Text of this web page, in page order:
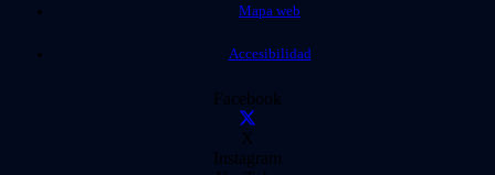
Mapa web
Accesibilidad
Facebook
X
Instagram